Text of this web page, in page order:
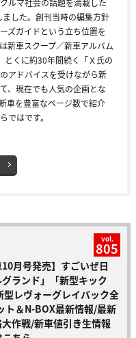
ルマ社会の話題を満載した
した。創刊当時の編集方針
ズガイドという立ち位置を
新車スクープ／新車アルバム
とくに約30年間続く「Ｘ氏の
アドバイスを受けながら新
、現在でも人気の企画とな
車を豊富なページ数で紹介
ではです。
vol.
805
10月号発売】すごいぜ日
ランド」「新型キック
型レヴォーグレイバック全
ト＆N-BOX最新情報/最新
作戦/新車値引き生情報